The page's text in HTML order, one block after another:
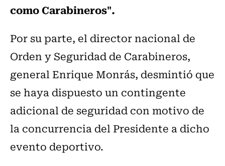
como Carabineros".
Por su parte, el director nacional de
Orden y Seguridad de Carabineros,
general Enrique Monrás, desmintió que
se haya dispuesto un contingente
adicional de seguridad con motivo de
la concurrencia del Presidente a dicho
evento deportivo.